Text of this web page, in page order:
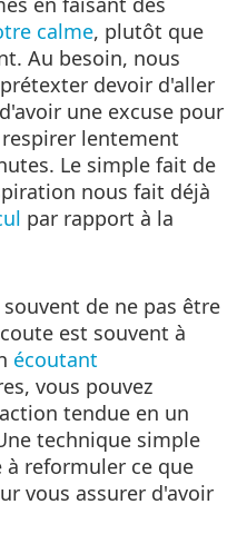
calme, plutôt que
Au besoin, nous
devoir d'aller
une excuse pour
lentement
Le simple fait de
nous fait déjà
par rapport à la
de ne pas être
est souvent à
écoutant
vous pouvez
tendue en un
technique simple
à reformuler ce que
vous assurer d'avoir